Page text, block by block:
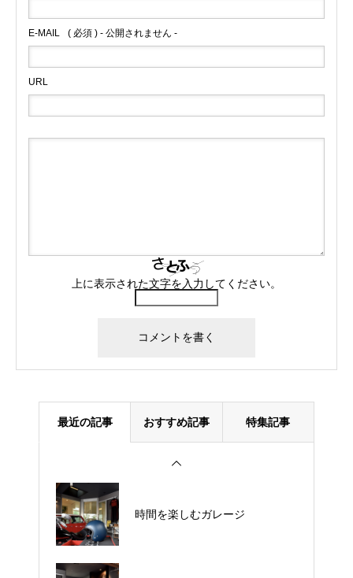
E-MAIL ( 必須 ) - 公開されません -
URL
上に表示された文字を入力してください。
最近の記事 おすすめ記事 特集記事
時間を楽しむガレージ